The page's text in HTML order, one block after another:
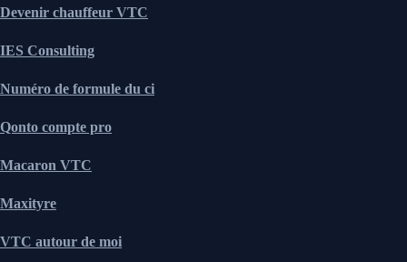
Devenir chauffeur VTC
IES Consulting
Numéro de formule du ci
Qonto compte pro
Macaron VTC
Maxityre
VTC autour de moi